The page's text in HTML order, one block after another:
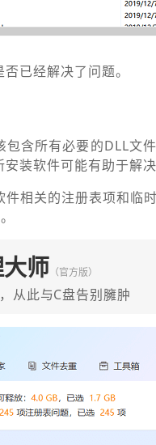
已经解决了问题。
含所有必要的DLL文
装软件可能有助于解决
相关的注册表项和临
师 （官方版）
从此与C盘告别臃肿